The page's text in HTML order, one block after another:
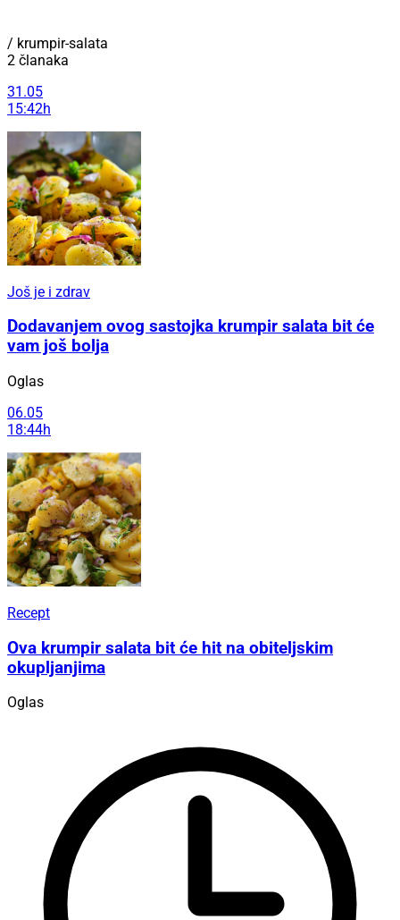
/ krumpir-salata
2 članaka
31.05
15:42h
Još je i zdrav
Dodavanjem ovog sastojka krumpir salata bit će
vam još bolja
Oglas
06.05
18:44h
Recept
Ova krumpir salata bit će hit na obiteljskim
okupljanjima
Oglas